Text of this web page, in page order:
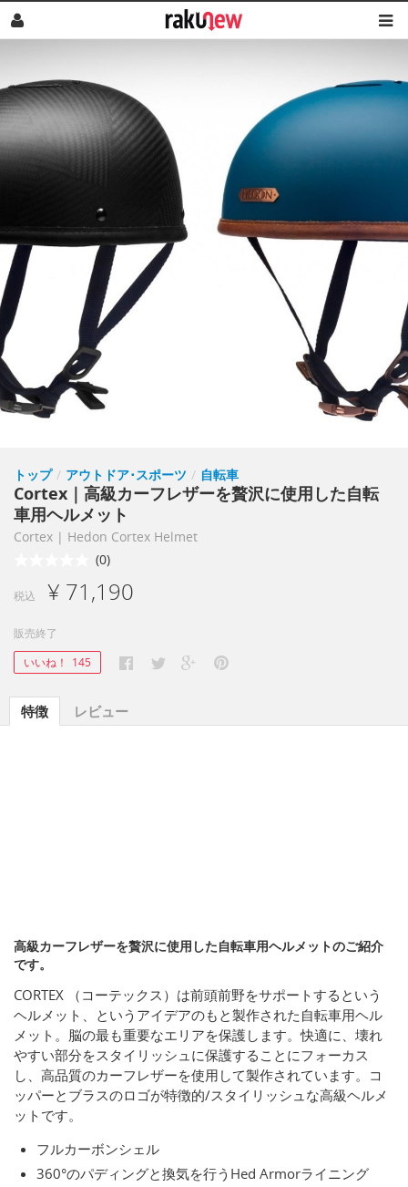
トップ / アウトドア･スポーツ / 自転車
Cortex｜高級カーフレザーを贅沢に使用した自転
車用ヘルメット
Cortex | Hedon Cortex Helmet
(0)
税込 ¥ 71,190
販売終了
いいね！
145
特徴 レビュー
高級カーフレザーを贅沢に使用した自転車用ヘルメットのご紹介
です。
CORTEX （コーテックス）は前頭前野をサポートするという
ヘルメット、というアイデアのもと製作された自転車用ヘル
メット。脳の最も重要なエリアを保護します。快適に、壊れ
やすい部分をスタイリッシュに保護することにフォーカス
し、高品質のカーフレザーを使用して製作されています。コ
ッパーとブラスのロゴが特徴的/スタイリッシュな高級ヘルメ
ットです。
フルカーボンシェル
360°のパディングと換気を行うHed Armorライニング